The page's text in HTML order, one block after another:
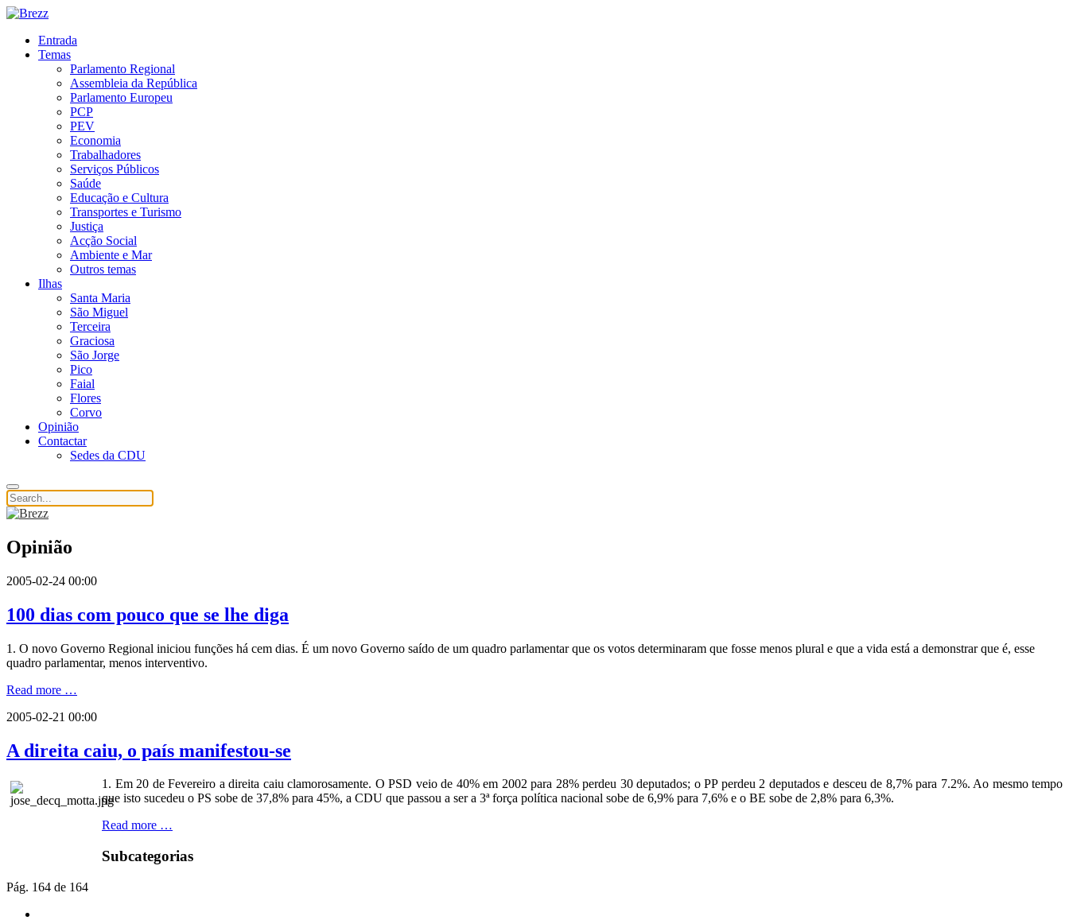
Entrada
Temas
Parlamento Regional
Assembleia da República
Parlamento Europeu
PCP
PEV
Economia
Trabalhadores
Serviços Públicos
Saúde
Educação e Cultura
Transportes e Turismo
Justiça
Acção Social
Ambiente e Mar
Outros temas
Ilhas
Santa Maria
São Miguel
Terceira
Graciosa
São Jorge
Pico
Faial
Flores
Corvo
Opinião
Contactar
Sedes da CDU
Opinião
2005-02-24 00:00
100 dias com pouco que se lhe diga
1. O novo Governo Regional iniciou funções há cem dias. É um novo Governo saído de um quadro parlamentar que os votos determinaram que fosse menos plural e que a vida está a demonstrar que é, esse
quadro parlamentar, menos interventivo.
Read more …
2005-02-21 00:00
A direita caiu, o país manifestou-se
1. Em 20 de Fevereiro a direita caiu clamorosamente. O PSD veio de 40% em 2002 para 28% perdeu 30 deputados; o PP perdeu 2 deputados e desceu de 8,7% para 7.2%. Ao mesmo tempo
que isto sucedeu o PS sobe de 37,8% para 45%, a CDU que passou a ser a 3ª força política nacional sobe de 6,9% para 7,6% e o BE sobe de 2,8% para 6,3%.
Read more …
Subcategorias
Pág. 164 de 164